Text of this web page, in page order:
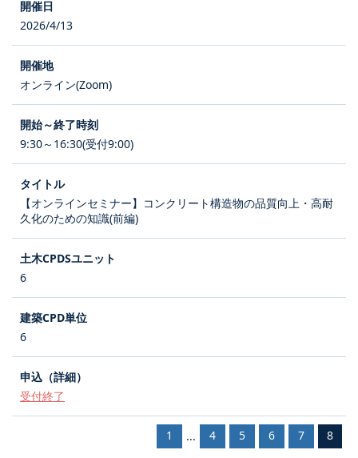
2026/4/13
オンライン(Zoom)
9:30～16:30(受付9:00)
【オンラインセミナー】コンクリート構造物の品質向上・高耐
久化のための知識(前編)
6
6
受付終了
1 ... 4 5 6 7 8